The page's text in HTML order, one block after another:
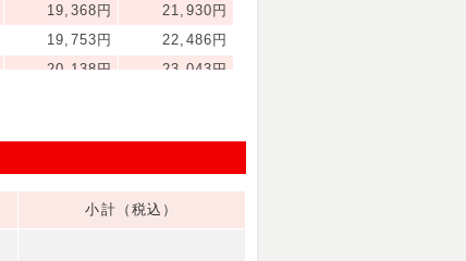
19,368円
21,930円
19,753円
22,486円
20,138円
23,043円
25,143円
30,301円
小計（税込）